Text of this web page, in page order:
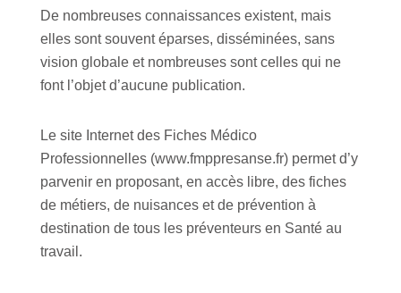
De nombreuses connaissances existent, mais
elles sont souvent éparses, disséminées, sans
vision globale et nombreuses sont celles qui ne
font l’objet d’aucune publication.
Le site Internet des Fiches Médico
Professionnelles (www.fmppresanse.fr) permet d’y
parvenir en proposant, en accès libre, des fiches
de métiers, de nuisances et de prévention à
destination de tous les préventeurs en Santé au
travail.